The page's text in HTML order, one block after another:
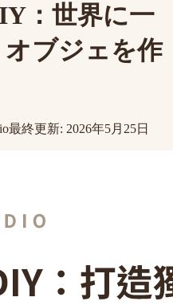
：世界に一
ブジェを作
最終更新: 2026年5月25日